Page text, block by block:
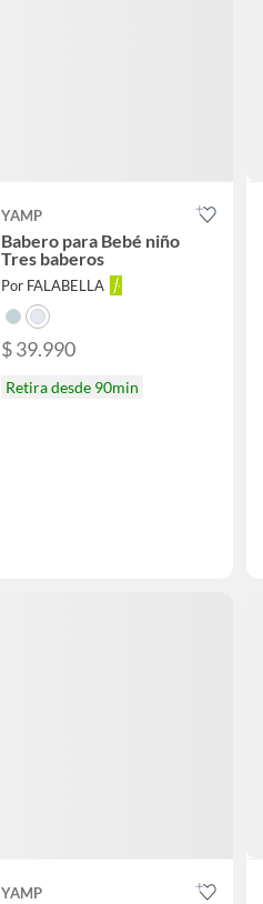
YAMP
Babero para Bebé niño
Tres baberos
Por FALABELLA
$ 39.990
Retira desde 90min
YAMP